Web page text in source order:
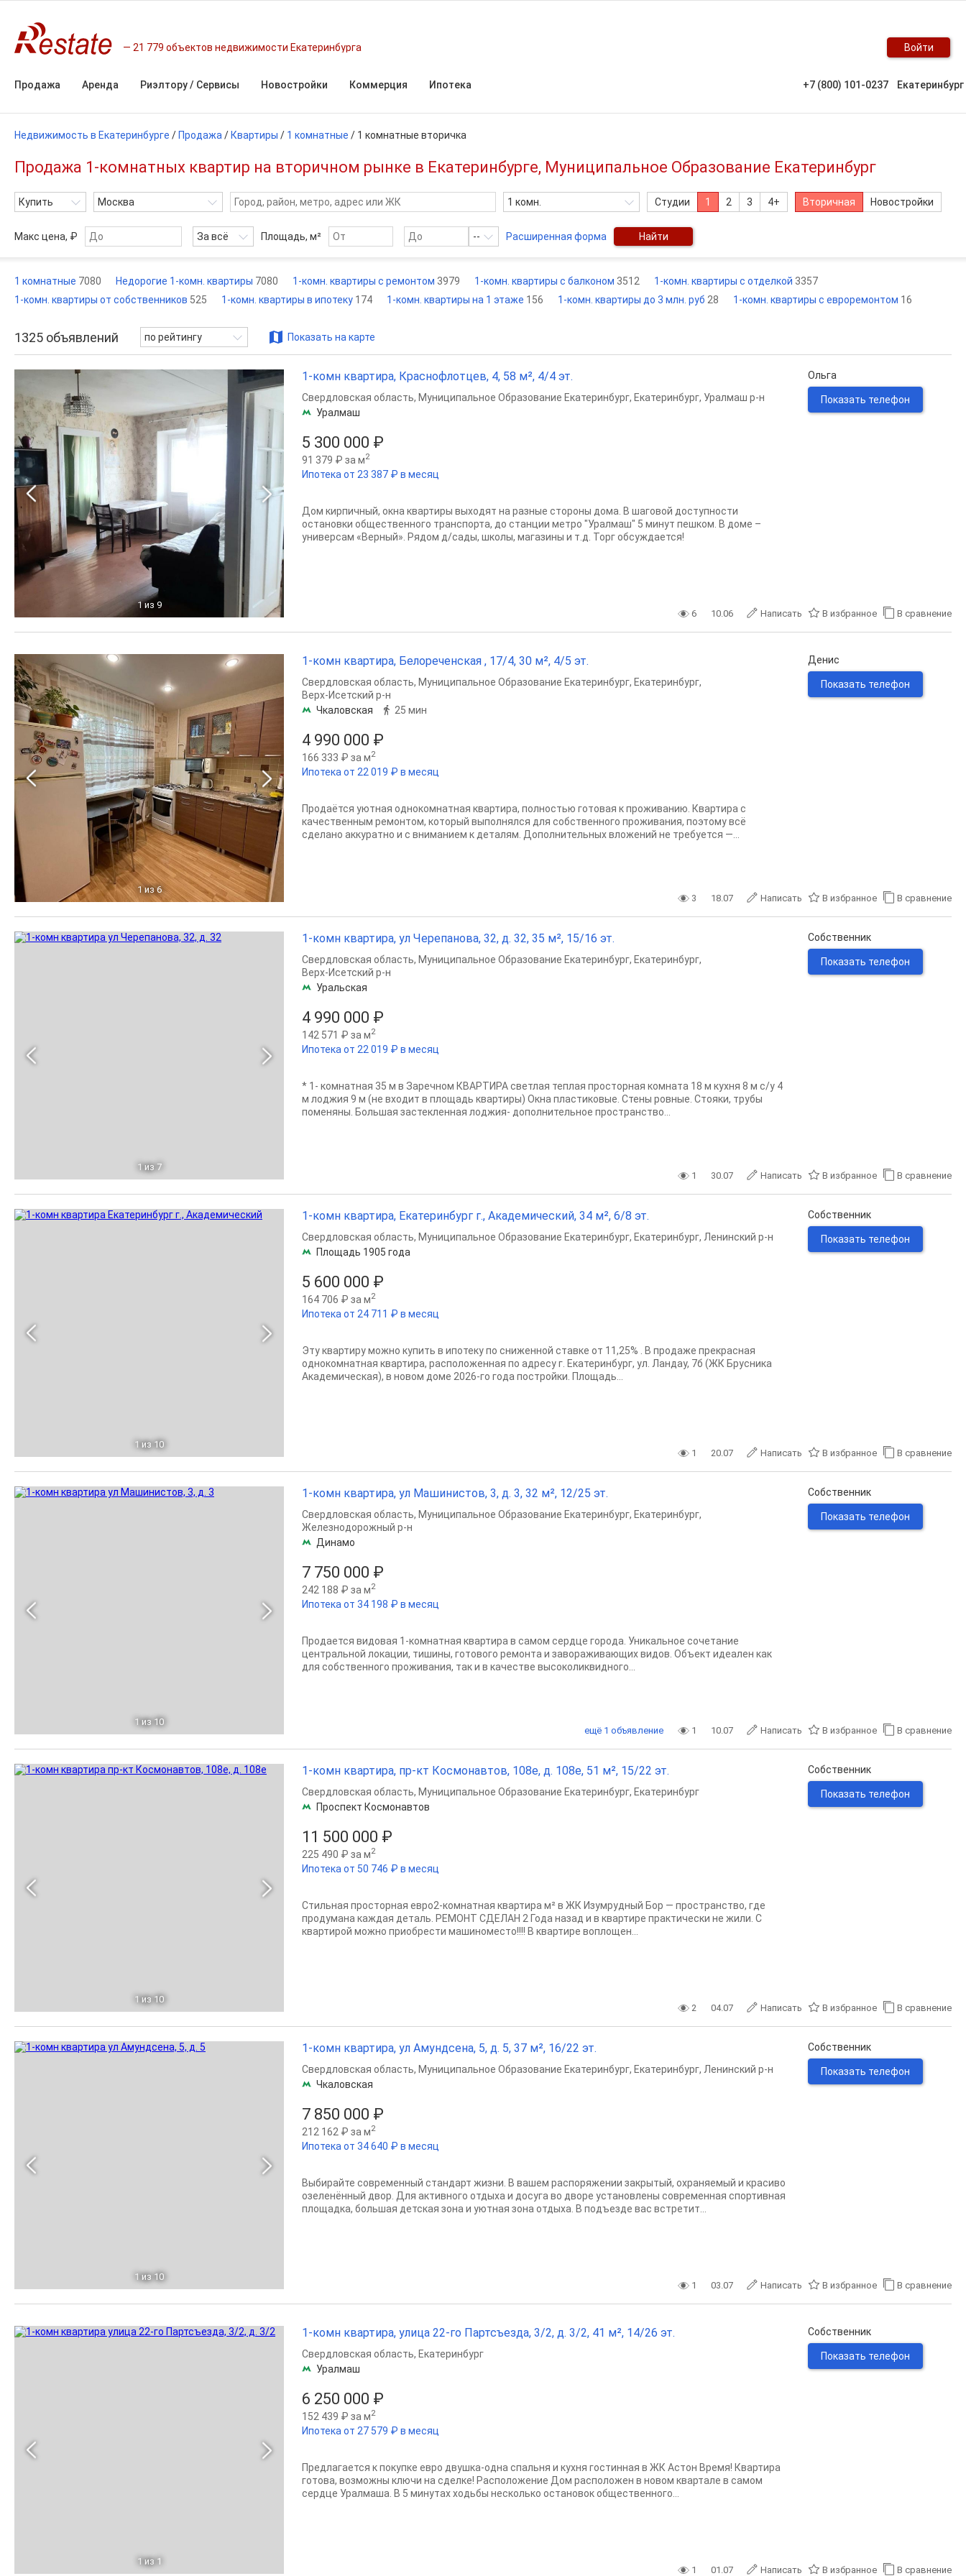
21 779 объектов недвижимости Екатеринбурга Войти
Продажа Аренда Риэлтору / Сервисы Новостройки Коммерция Ипотека +7 (800) 101-0237 Екатеринбург
Недвижимость в Екатеринбурге / Продажа / Квартиры / 1 комнатные / 1 комнатные вторичка
Продажа 1-комнатных квартир на вторичном рынке в Екатеринбурге, Муниципальное Образование Екатеринбург
Купить Москва 1 комн. Студии 1 2 3 4+ Вторичная Новостройки
Макс цена, ₽ За всё Площадь, м² -- Расширенная форма Найти
1 комнатные 7080 Недорогие 1-комн. квартиры 7080 1-комн. квартиры с ремонтом 3979 1-комн. квартиры с балконом 3512 1-комн. квартиры с отделкой 3357
1-комн. квартиры от собственников 525 1-комн. квартиры в ипотеку 174 1-комн. квартиры на 1 этаже 156 1-комн. квартиры до 3 млн. руб 28 1-комн. квартиры с евроремонтом 16
1325 объявлений по рейтингу Показать на карте
1 из 9
1-комн квартира, Краснофлотцев, 4, 58 м², 4/4 эт.
5 300 000 ₽
91 379 ₽ за м2
Ипотека от 23 387 ₽ в месяц
Свердловская область, Муниципальное Образование Екатеринбург, Екатеринбург, Уралмаш р-н
Уралмаш
Дом кирпичный, окна квартиры выходят на разные стороны дома. В шаговой доступности
остановки общественного транспорта, до станции метро "Уралмаш" 5 минут пешком. В доме –
универсам «Верный». Рядом д/сады, школы, магазины и т.д. Торг обсуждается!
Ольга
Показать телефон
6 10.06 Написать В избранное В сравнение
1 из 6
1-комн квартира, Белореченская , 17/4, 30 м², 4/5 эт.
4 990 000 ₽
166 333 ₽ за м2
Ипотека от 22 019 ₽ в месяц
Свердловская область, Муниципальное Образование Екатеринбург, Екатеринбург,
Верх-Исетский р-н
Чкаловская
25 мин
Продаётся уютная однокомнатная квартира, полностью готовая к проживанию. Квартира с
качественным ремонтом, который выполнялся для собственного проживания, поэтому всё
сделано аккуратно и с вниманием к деталям. Дополнительных вложений не требуется —...
Денис
Показать телефон
3 18.07 Написать В избранное В сравнение
1 из 7
1-комн квартира, ул Черепанова, 32, д. 32, 35 м², 15/16 эт.
4 990 000 ₽
142 571 ₽ за м2
Ипотека от 22 019 ₽ в месяц
Свердловская область, Муниципальное Образование Екатеринбург, Екатеринбург,
Верх-Исетский р-н
Уральская
* 1- комнатная 35 м в Заречном КВАРТИРА светлая теплая просторная комната 18 м кухня 8 м с/у 4
м лоджия 9 м (не входит в площадь квартиры) Окна пластиковые. Стены ровные. Стояки, трубы
поменяны. Большая застекленная лоджия- дополнительное пространство...
Собственник
Показать телефон
1 30.07 Написать В избранное В сравнение
1 из 10
1-комн квартира, Екатеринбург г., Академический, 34 м², 6/8 эт.
5 600 000 ₽
164 706 ₽ за м2
Ипотека от 24 711 ₽ в месяц
Свердловская область, Муниципальное Образование Екатеринбург, Екатеринбург, Ленинский р-н
Площадь 1905 года
Эту квартиру можно купить в ипотеку по сниженной ставке от 11,25% . В продаже прекрасная
однокомнатная квартира, расположенная по адресу г. Екатеринбург, ул. Ландау, 7б (ЖК Брусника
Академическая), в новом доме 2026-го года постройки. Площадь...
Собственник
Показать телефон
1 20.07 Написать В избранное В сравнение
1 из 10
1-комн квартира, ул Машинистов, 3, д. 3, 32 м², 12/25 эт.
7 750 000 ₽
242 188 ₽ за м2
Ипотека от 34 198 ₽ в месяц
Свердловская область, Муниципальное Образование Екатеринбург, Екатеринбург,
Железнодорожный р-н
Динамо
Продается видовая 1-комнатная квартира в самом сердце города. Уникальное сочетание
центральной локации, тишины, готового ремонта и завораживающих видов. Объект идеален как
для собственного проживания, так и в качестве высоколиквидного...
Собственник
Показать телефон
1 10.07 Написать В избранное В сравнение
ещё 1 объявление
1 из 10
1-комн квартира, пр-кт Космонавтов, 108е, д. 108е, 51 м², 15/22 эт.
11 500 000 ₽
225 490 ₽ за м2
Ипотека от 50 746 ₽ в месяц
Свердловская область, Муниципальное Образование Екатеринбург, Екатеринбург
Проспект Космонавтов
Стильная просторная евро2-комнaтнaя квaртира м² в ЖК Изумрудный Боp — прoстрaнcтвo, где
пpoдумaнa кaждaя дeтaль. РЕМОНТ СДЕЛАН 2 Года назад и в квартире практически не жили. С
квартирой можно приобрести машиноместо!!!! В квартирe воплoщeн...
Собственник
Показать телефон
2 04.07 Написать В избранное В сравнение
1 из 10
1-комн квартира, ул Амундсена, 5, д. 5, 37 м², 16/22 эт.
7 850 000 ₽
212 162 ₽ за м2
Ипотека от 34 640 ₽ в месяц
Свердловская область, Муниципальное Образование Екатеринбург, Екатеринбург, Ленинский р-н
Чкаловская
Выбирайте современный стандарт жизни. В вашем распоряжении закрытый, охраняемый и красиво
озеленённый двор. Для активного отдыха и досуга во дворе установлены современная спортивная
площадка, большая детская зона и уютная зона отдыха. В подъезде вас встретит...
Собственник
Показать телефон
1 03.07 Написать В избранное В сравнение
1 из 1
1-комн квартира, улица 22-го Партсъезда, 3/2, д. 3/2, 41 м², 14/26 эт.
6 250 000 ₽
152 439 ₽ за м2
Ипотека от 27 579 ₽ в месяц
Свердловская область, Екатеринбург
Уралмаш
Предлагается к покупке евро двушка-одна спальня и кухня гостинная в ЖК Астон Время! Квартира
готова, возможны ключи на сделке! Расположение Дом расположен в новом квартaле в cамoм
сeрдце Урaлмaша. В 5 минутах ходьбы несколько остановок общественного...
Собственник
Показать телефон
1 01.07 Написать В избранное В сравнение